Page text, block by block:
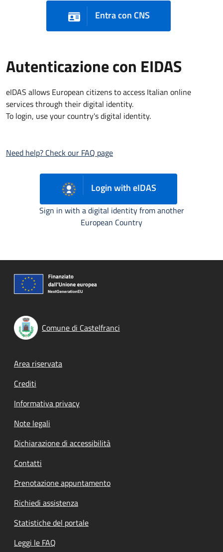
Entra con CNS
Autenticazione con EIDAS
eIDAS allows European citizens to access Italian online
services through their digital identity.
To login, use your country's digital identity.
Need help? Check our FAQ page
Login with eIDAS
Sign in with a digital identity from another
European Country
Comune di Castelfranci
Footer menu
Area riservata
Crediti
Informativa privacy
Note legali
Dichiarazione di accessibilità
Contatti
Prenotazione appuntamento
Richiedi assistenza
Statistiche del portale
Leggi le FAQ